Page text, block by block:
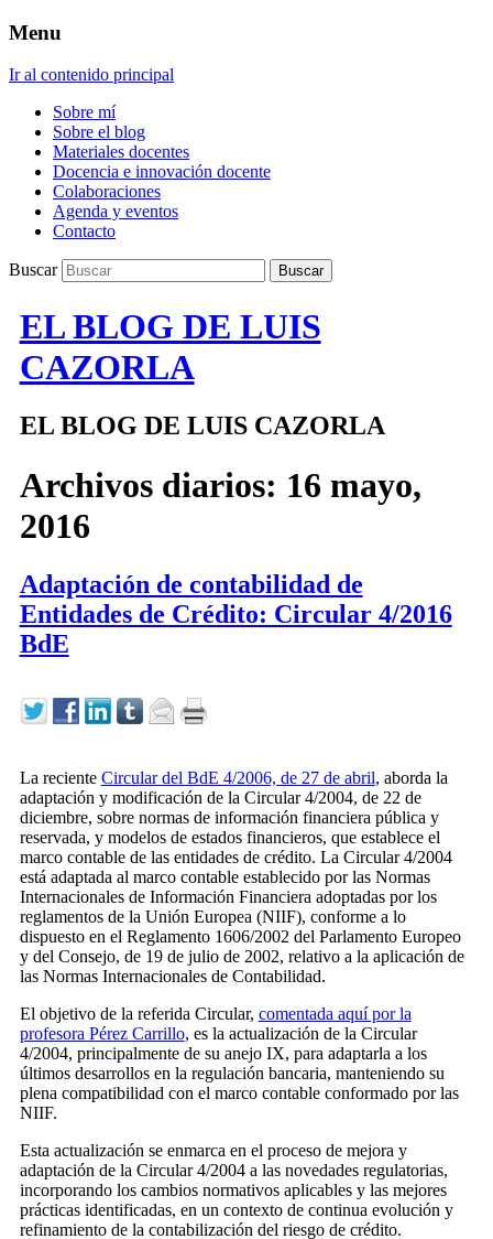
Menu
Ir al contenido principal
Sobre mí
Sobre el blog
Materiales docentes
Docencia e innovación docente
Colaboraciones
Agenda y eventos
Contacto
Buscar
EL BLOG DE LUIS
CAZORLA
EL BLOG DE LUIS CAZORLA
Archivos diarios: 16 mayo,
2016
Adaptación de contabilidad de
Entidades de Crédito: Circular 4/2016
BdE
La reciente Circular del BdE 4/2006, de 27 de abril, aborda la
adaptación y modificación de la Circular 4/2004, de 22 de
diciembre, sobre normas de información financiera pública y
reservada, y modelos de estados financieros, que establece el
marco contable de las entidades de crédito. La Circular 4/2004
está adaptada al marco contable establecido por las Normas
Internacionales de Información Financiera adoptadas por los
reglamentos de la Unión Europea (NIIF), conforme a lo
dispuesto en el Reglamento 1606/2002 del Parlamento Europeo
y del Consejo, de 19 de julio de 2002, relativo a la aplicación de
las Normas Internacionales de Contabilidad.
El objetivo de la referida Circular, comentada aquí por la
profesora Pérez Carrillo, es la actualización de la Circular
4/2004, principalmente de su anejo IX, para adaptarla a los
últimos desarrollos en la regulación bancaria, manteniendo su
plena compatibilidad con el marco contable conformado por las
NIIF.
Esta actualización se enmarca en el proceso de mejora y
adaptación de la Circular 4/2004 a las novedades regulatorias,
incorporando los cambios normativos aplicables y las mejores
prácticas identificadas, en un contexto de continua evolución y
refinamiento de la contabilización del riesgo de crédito.